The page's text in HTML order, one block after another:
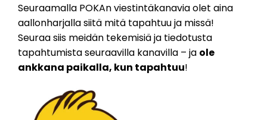
Seuraamalla POKAn viestintäkanavia olet aina
aallonharjalla siitä mitä tapahtuu ja missä!
Seuraa siis meidän tekemisiä ja tiedotusta
tapahtumista seuraavilla kanavilla – ja ole
ankkana paikalla, kun tapahtuu!